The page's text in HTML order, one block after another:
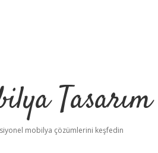
Tasarım
mobilya çözümlerini keşfedin